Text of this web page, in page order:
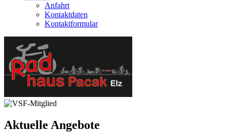
Anfahrt
Kontaktdaten
Kontaktformular
Aktuelle Angebote